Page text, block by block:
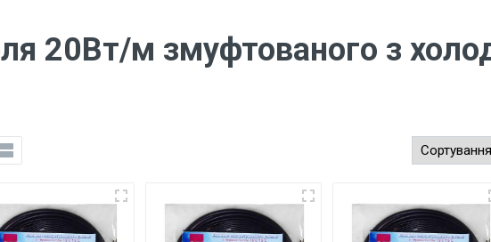
20Вт/м змуфтованого з